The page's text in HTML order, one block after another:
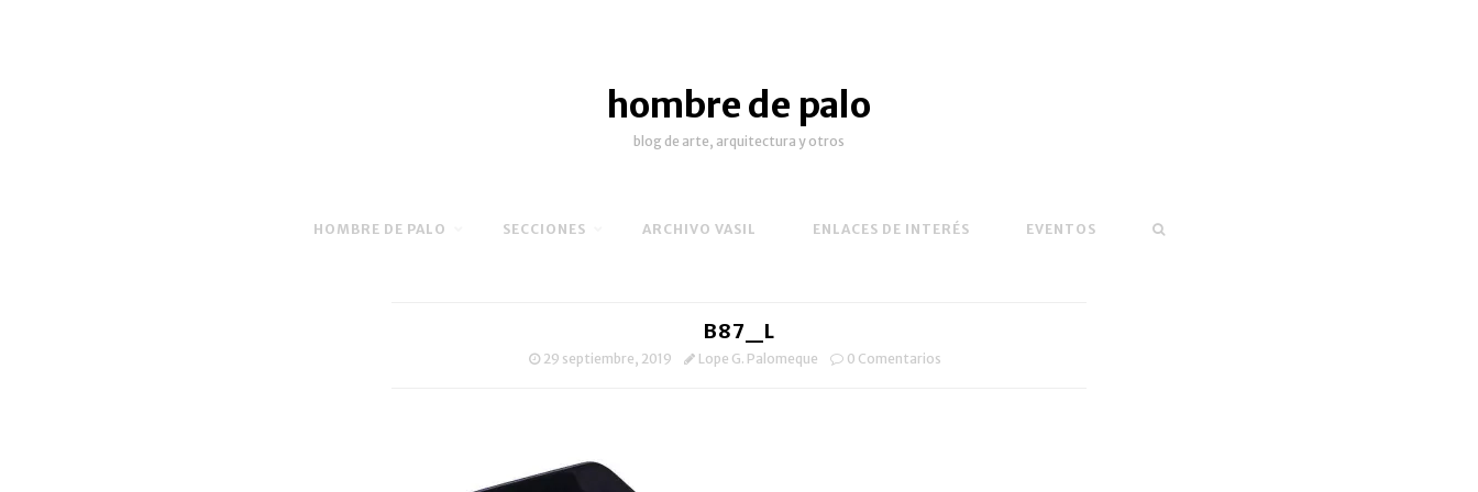
hombre de palo
blog de arte, arquitectura y otros
HOMBRE DE PALO SECCIONES ARCHIVO VASIL ENLACES DE INTERÉS EVENTOS
B87_L
29 septiembre, 2019 Lope G. Palomeque 0 Comentarios